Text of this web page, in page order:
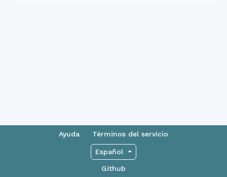
Ayuda Términos del servicio
Español
Github